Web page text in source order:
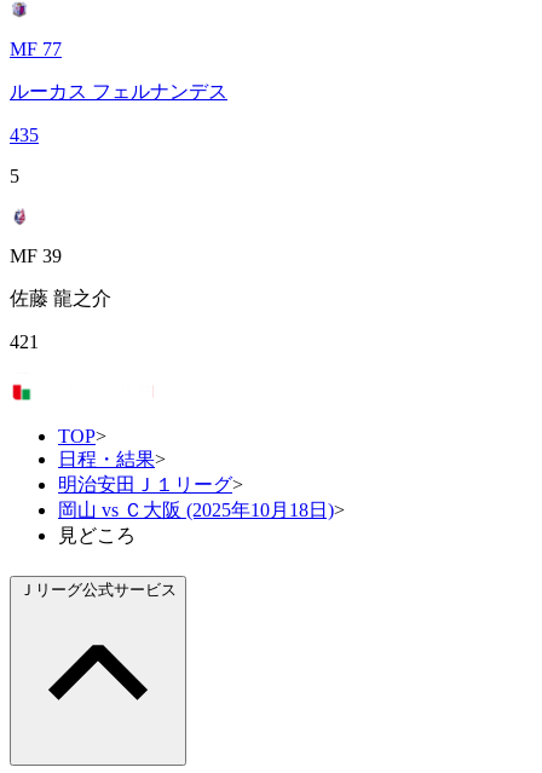
MF 77
ルーカス フェルナンデス
435
5
MF 39
佐藤 龍之介
421
TOP>
日程・結果>
明治安田Ｊ１リーグ>
岡山 vs Ｃ大阪 (2025年10月18日)>
見どころ
Ｊリーグ公式サービス